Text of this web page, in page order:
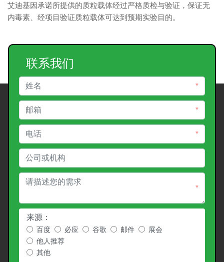
艾迪基因承诺所提供的质粒载体经过严格质检与验证，保证无
内毒素、经项目验证质粒载体可达到预期实验目的。
联系我们
*
*
*
*
来源：
百度 必应 谷歌 邮件
展会
他人推荐
其他